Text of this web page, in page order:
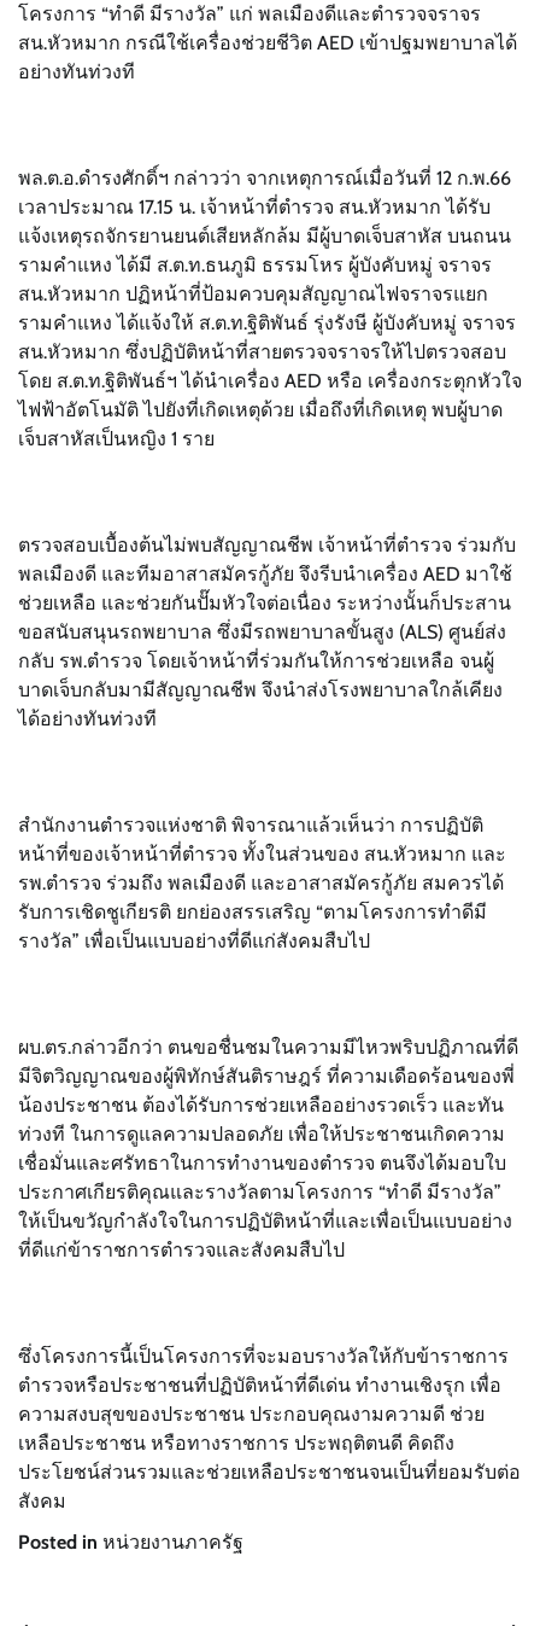
โครงการ “ทำดี มีรางวัล” แก่ พลเมืองดีและตำรวจจราจร
สน.หัวหมาก กรณีใช้เครื่องช่วยชีวิต AED เข้าปฐมพยาบาลได้
อย่างทันท่วงที
พล.ต.อ.ดำรงศักดิ์ฯ กล่าวว่า จากเหตุการณ์เมื่อวันที่ 12 ก.พ.66
เวลาประมาณ 17.15 น. เจ้าหน้าที่ตำรวจ สน.หัวหมาก ได้รับ
แจ้งเหตุรถจักรยานยนต์เสียหลักล้ม มีผู้บาดเจ็บสาหัส บนถนน
รามคำแหง ได้มี ส.ต.ท.ธนภูมิ ธรรมโหร ผู้บังคับหมู่ จราจร
สน.หัวหมาก ปฏิหน้าที่ป้อมควบคุมสัญญาณไฟจราจรแยก
รามคำแหง ได้แจ้งให้ ส.ต.ท.ฐิติพันธ์ รุ่งรังษี ผู้บังคับหมู่ จราจร
สน.หัวหมาก ซึ่งปฏิบัติหน้าที่สายตรวจจราจรให้ไปตรวจสอบ
โดย ส.ต.ท.ฐิติพันธ์ฯ ได้นำเครื่อง AED หรือ เครื่องกระตุกหัวใจ
ไฟฟ้าอัตโนมัติ ไปยังที่เกิดเหตุด้วย เมื่อถึงที่เกิดเหตุ พบผู้บาด
เจ็บสาหัสเป็นหญิง 1 ราย
ตรวจสอบเบื้องต้นไม่พบสัญญาณชีพ เจ้าหน้าที่ตำรวจ ร่วมกับ
พลเมืองดี และทีมอาสาสมัครกู้ภัย จึงรีบนำเครื่อง AED มาใช้
ช่วยเหลือ และช่วยกันปั๊มหัวใจต่อเนื่อง ระหว่างนั้นก็ประสาน
ขอสนับสนุนรถพยาบาล ซึ่งมีรถพยาบาลขั้นสูง (ALS) ศูนย์ส่ง
กลับ รพ.ตำรวจ โดยเจ้าหน้าที่ร่วมกันให้การช่วยเหลือ จนผู้
บาดเจ็บกลับมามีสัญญาณชีพ จึงนำส่งโรงพยาบาลใกล้เคียง
ได้อย่างทันท่วงที
สํานักงานตํารวจแห่งชาติ พิจารณาแล้วเห็นว่า การปฏิบัติ
หน้าที่ของเจ้าหน้าที่ตำรวจ ทั้งในส่วนของ สน.หัวหมาก และ
รพ.ตำรวจ ร่วมถึง พลเมืองดี และอาสาสมัครกู้ภัย สมควรได้
รับการเชิดชูเกียรติ ยกย่องสรรเสริญ “ตามโครงการทำดีมี
รางวัล” เพื่อเป็นแบบอย่างที่ดีแก่สังคมสืบไป
ผบ.ตร.กล่าวอีกว่า ตนขอชื่นชมในความมีไหวพริบปฏิภาณที่ดี
มีจิตวิญญาณของผู้พิทักษ์สันติราษฎร์ ที่ความเดือดร้อนของพี่
น้องประชาชน ต้องได้รับการช่วยเหลืออย่างรวดเร็ว และทัน
ท่วงที ในการดูแลความปลอดภัย เพื่อให้ประชาชนเกิดความ
เชื่อมั่นและศรัทธาในการทำงานของตำรวจ ตนจึงได้มอบใบ
ประกาศเกียรติคุณและรางวัลตามโครงการ “ทำดี มีรางวัล”
ให้เป็นขวัญกำลังใจในการปฏิบัติหน้าที่และเพื่อเป็นแบบอย่าง
ที่ดีแก่ข้าราชการตำรวจและสังคมสืบไป
ซึ่งโครงการนี้เป็นโครงการที่จะมอบรางวัลให้กับข้าราชการ
ตำรวจหรือประชาชนที่ปฏิบัติหน้าที่ดีเด่น ทำงานเชิงรุก เพื่อ
ความสงบสุขของประชาชน ประกอบคุณงามความดี ช่วย
เหลือประชาชน หรือทางราชการ ประพฤติตนดี คิดถึง
ประโยชน์ส่วนรวมและช่วยเหลือประชาชนจนเป็นที่ยอมรับต่อ
สังคม
Posted in หน่วยงานภาครัฐ